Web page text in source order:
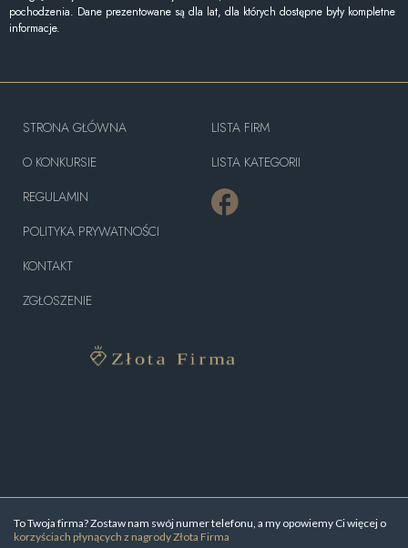
pochodzenia. Dane prezentowane są dla lat, dla których dostępne były kompletne
informacje.
To Twoja firma? Zostaw nam swój numer telefonu, a my opowiemy Ci więcej o
korzyściach płynących z nagrody Złota Firma
STRONA GŁÓWNA
O KONKURSIE
REGULAMIN
POLITYKA PRYWATNOŚCI
KONTAKT
ZGŁOSZENIE
LISTA FIRM
LISTA KATEGORII